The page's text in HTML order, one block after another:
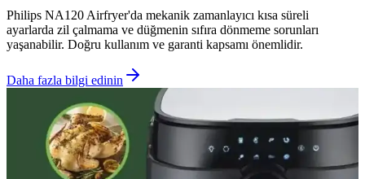
Philips NA120 Airfryer'da mekanik zamanlayıcı kısa süreli
ayarlarda zil çalmama ve düğmenin sıfıra dönmeme sorunları
yaşanabilir. Doğru kullanım ve garanti kapsamı önemlidir.
Daha fazla bilgi edinin